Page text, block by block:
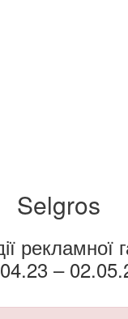
Selgros
рекламної
–